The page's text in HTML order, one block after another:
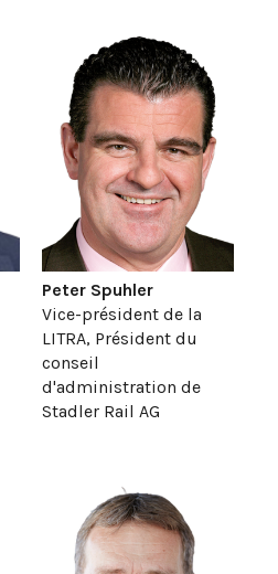
Peter Spuhler
Vice-président de la
LITRA, Président du
conseil
d'administration de
Stadler Rail AG